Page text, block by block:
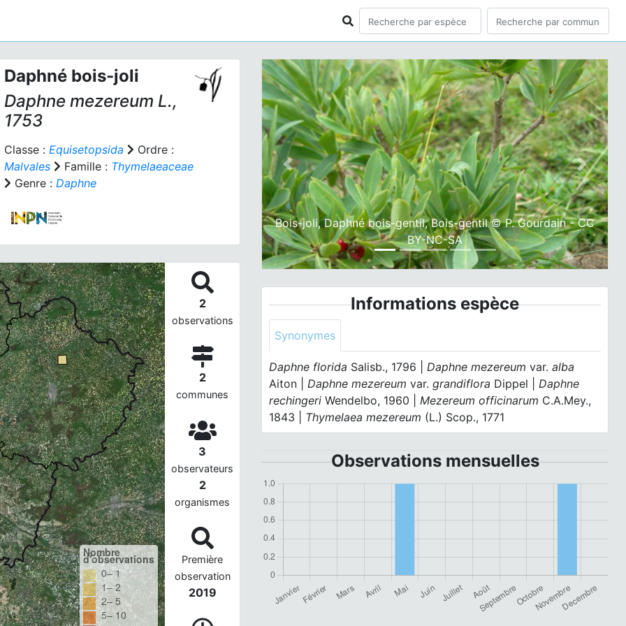
Daphné bois-joli
Daphne mezereum L.,
1753
Classe : Equisetopsida
Ordre :
Malvales
Famille : Thymelaeaceae
Genre : Daphne
Nombre
d'observations
0– 1
1– 2
2– 5
5– 10
2
observations
2
communes
3
observateurs
2
organismes
Première
observation
2019
Bois-joli, Daphné bois-gentil, Bois-gentil © P. Gourdain - CC
BY-NC-SA
Previous Next
Informations espèce
Synonymes
Daphne florida Salisb., 1796 |Daphne mezereumvar. alba
Aiton |Daphne mezereumvar. grandiflora Dippel |Daphne
rechingeri Wendelbo, 1960 |Mezereum officinarum C.A.Mey.,
1843 | Thymelaea mezereum (L.) Scop., 1771
Observations mensuelles